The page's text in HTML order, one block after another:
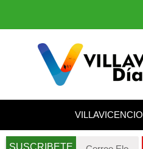
VILLAVICENCIO